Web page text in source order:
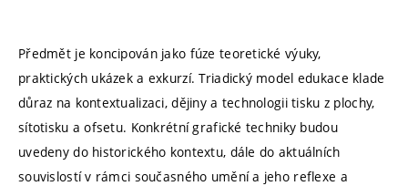
Předmět je koncipován jako fúze teoretické výuky,
praktických ukázek a exkurzí. Triadický model edukace klade
důraz na kontextualizaci, dějiny a technologii tisku z plochy,
sítotisku a ofsetu. Konkrétní grafické techniky budou
uvedeny do historického kontextu, dále do aktuálních
souvislostí v rámci současného umění a jeho reflexe a